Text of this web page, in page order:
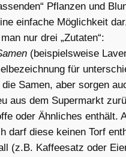
Pflanzen und
einfache Möglichkeit
nur drei „Zutaten“:
(beispielsweise
für
die Samen, aber sorgen
aus dem Supermarkt
oder Ähnliches enthält.
darf diese keinen Torf
(z.B. Kaffeesatz oder